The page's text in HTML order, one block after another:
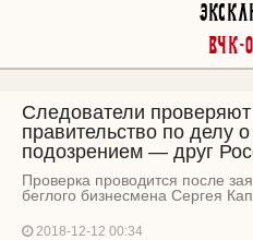
ВЧК-
Следователи
правительство по делу
подозрением — друг
Проверка проводится после
беглого бизнесмена Сергея
2018-12-12 00:34